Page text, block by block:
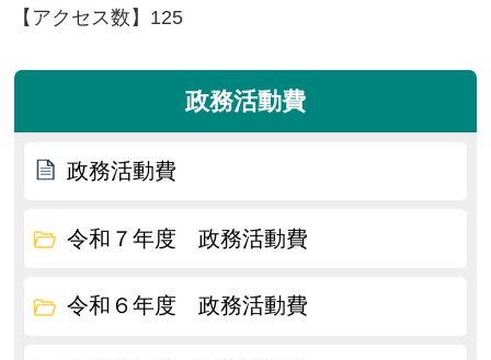
【アクセス数】 125
政務活動費
政務活動費
令和７年度 政務活動費
令和６年度 政務活動費